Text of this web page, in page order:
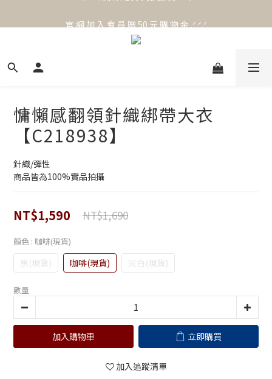
⟡.·*. 滿 NT.1000 免 運 費 ꔛ♡
慵懶感翻領針織綁帶大衣
【C218938】
針織/彈性
商品皆為100%實品拍攝
NT$1,590 NT$1,690
顏色 : 咖啡(現貨)
黑(現貨) 咖啡(現貨) 米白(現貨)
數量
加入購物車 立即購買
加入追蹤清單